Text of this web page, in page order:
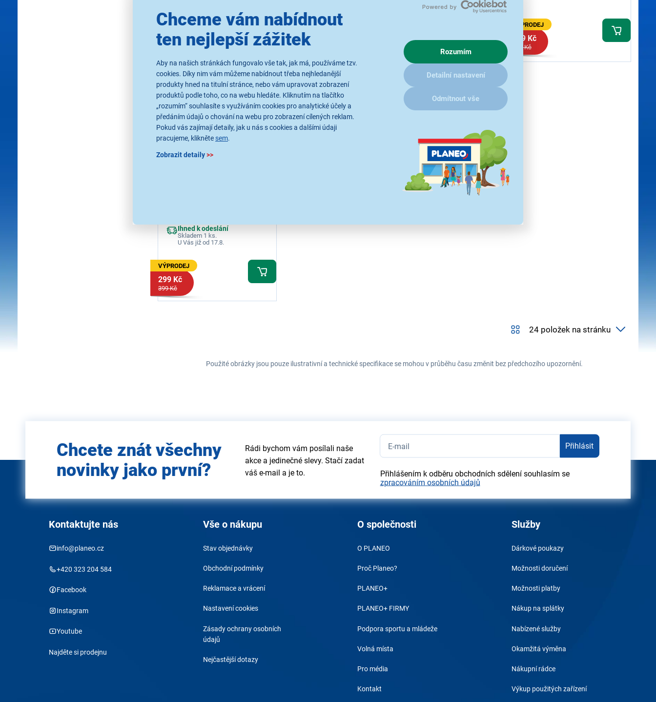
Chceme vám nabídnout
ten nejlepší zážitek
Aby na našich stránkách fungovalo vše tak, jak má, používáme tzv.
cookies. Díky nim vám můžeme nabídnout třeba nejhledanější
produkty hned na titulní stránce, nebo vám upravovat zobrazení
produktů podle toho, co na webu hledáte. Kliknutím na tlačítko
„rozumím“ souhlasíte s využíváním cookies pro analytické účely a
předáním údajů o chování na webu pro zobrazení cílených reklam.
Pokud vás zajímají detaily, jak u nás s cookies a dalšími údaji
pracujeme, klikněte sem.
Zobrazit detaily>>
Rozumím
Detailní nastavení
Odmítnout vše
VÝPRODEJ
111 Kč
139 Kč
VÝPRODEJ
299 Kč 269 Kč
299 Kč
VÝPRODEJ
269 Kč
299 Kč
Ihned k odeslání
Skladem 1 ks.
U Vás již od 17.8.
VÝPRODEJ
299 Kč
399 Kč
Použité obrázky jsou pouze ilustrativní a technické specifikace se mohou v průběhu času změnit bez předchozího upozornění.
e-mail
Chcete znát všechny
novinky jako první?
Rádi bychom vám posílali naše
akce a jedinečné slevy. Stačí zadat
váš e-mail a je to.
Přihlásit
Přihlášením k odběru obchodních sdělení souhlasím se
zpracováním osobních údajů
Kontaktujte nás
info@planeo.cz
+420 323 204 584
Facebook
Instagram
Youtube
Najděte si prodejnu
Vše o nákupu
Stav objednávky
Obchodní podmínky
Reklamace a vrácení
Nastavení cookies
Zásady ochrany osobních
údajů
Nejčastější dotazy
O společnosti
O PLANEO
Proč Planeo?
PLANEO+
PLANEO+ FIRMY
Podpora sportu a mládeže
Volná místa
Pro média
Kontakt
Služby
Dárkové poukazy
Možnosti doručení
Možnosti platby
Nákup na splátky
Nabízené služby
Okamžitá výměna
Nákupní rádce
Výkup použitých zařízení